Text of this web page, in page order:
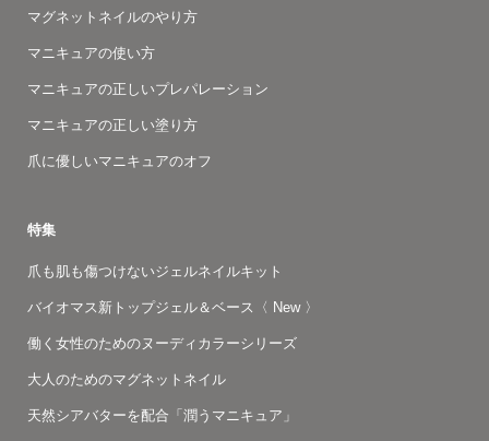
マグネットネイルのやり方
マニキュアの使い方
マニキュアの正しいプレパレーション
マニキュアの正しい塗り方
爪に優しいマニキュアのオフ
特集
爪も肌も傷つけないジェルネイルキット
バイオマス新トップジェル＆ベース〈 New 〉
働く女性のためのヌーディカラーシリーズ
大人のためのマグネットネイル
天然シアバターを配合「潤うマニキュア」